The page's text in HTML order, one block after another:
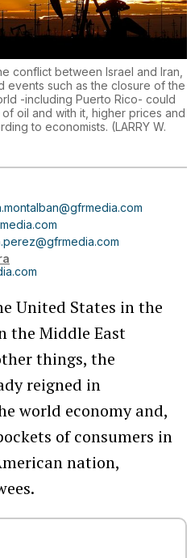
conflict between Israel and Iran,
events such as the closure of the
-including Puerto Rico- could
oil and with it, higher prices and
to economists. (LARRY W.
United States in the
the Middle East
things, the
reigned in
world economy and,
of consumers in
nation,